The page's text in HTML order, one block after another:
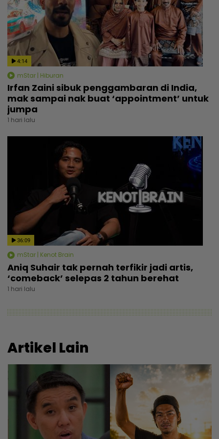
4:14
mStar | Hiburan
Irfan Zaini sibuk penggambaran di India,
mak sampai nak buat ‘appointment’ untuk
jumpa
1 hari lalu
36:09
mStar | Kenot Brain
Aniq Suhair tak pernah terfikir jadi artis,
‘comeback’ selepas 2 tahun berehat
1 hari lalu
Artikel Lain